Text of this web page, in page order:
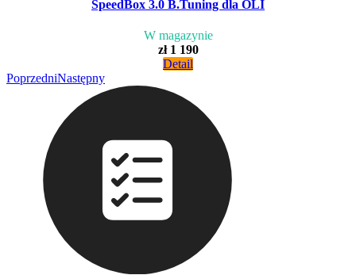
SpeedBox 3.0 B.Tuning dla OLI
W magazynie
zł 1 190
Detail
PoprzedniNastępny